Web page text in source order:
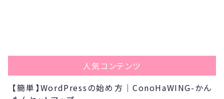
人気コンテンツ
【簡単】WordPressの始め方｜ConoHaWING-かん